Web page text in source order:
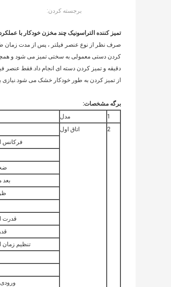
برجسته کردن:
تمیز کننده التراسونیک چند مخزن خودکار با
صرف نظر از نوع عنصر فیلتر ، پس از مدت زمان
دقیقه و تمیز کردن دسته ای انجام داد.فقط عنصر
از تمیز کردن به طور خودکار خشک می شود.نیازی
برگه مشخصات:
1
مدل
2
اتاق اول
فرکانس
بعد
قدرت
تنظیم زمان